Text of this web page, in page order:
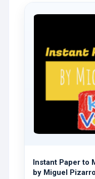
Instant Paper to
by Miguel